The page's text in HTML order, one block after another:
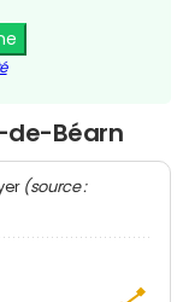
de-Béarn
(source :